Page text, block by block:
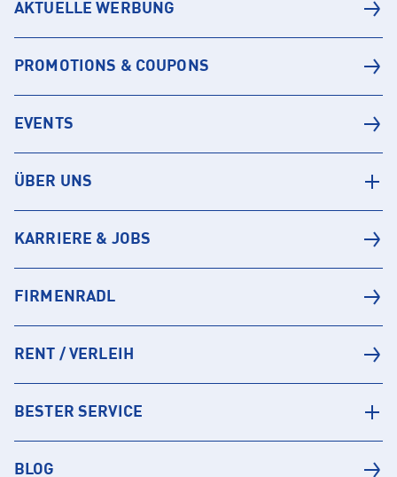
AKTUELLE WERBUNG
PROMOTIONS & COUPONS
EVENTS
ÜBER UNS
KARRIERE & JOBS
FIRMENRADL
RENT / VERLEIH
BESTER SERVICE
BLOG